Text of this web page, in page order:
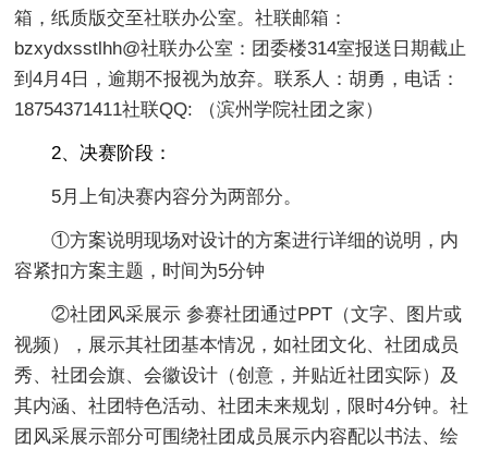
箱，纸质版交至社联办公室。社联邮箱：
bzxydxsstlhh@社联办公室：团委楼314室报送日期截止
到4月4日，逾期不报视为放弃。联系人：胡勇，电话：
18754371411社联QQ: （滨州学院社团之家）
2、决赛阶段：
5月上旬决赛内容分为两部分。
①方案说明现场对设计的方案进行详细的说明，内
容紧扣方案主题，时间为5分钟
②社团风采展示 参赛社团通过PPT（文字、图片或
视频），展示其社团基本情况，如社团文化、社团成员
秀、社团会旗、会徽设计（创意，并贴近社团实际）及
其内涵、社团特色活动、社团未来规划，限时4分钟。社
团风采展示部分可围绕社团成员展示内容配以书法、绘